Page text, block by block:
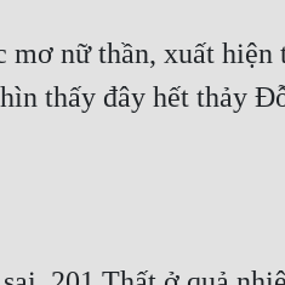
nữ thần, xuất
thấy đây hết thảy